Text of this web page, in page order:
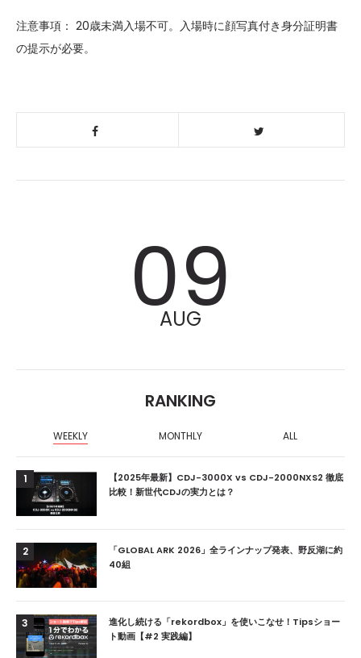
注意事項： 20歳未満入場不可。入場時に顔写真付き身分証明書
の提示が必要。
09
AUG
RANKING
WEEKLY MONTHLY ALL
1
【2025年最新】CDJ-3000X vs CDJ-2000NXS2 徹底
比較！新世代CDJの実力とは？
2
「GLOBAL ARK 2026」全ラインナップ発表、野反湖に約
40組
3
進化し続ける「rekordbox」を使いこなせ！Tipsショー
ト動画【#2 実践編】